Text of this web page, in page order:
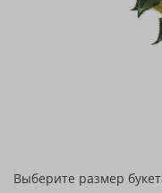
Выберите размер